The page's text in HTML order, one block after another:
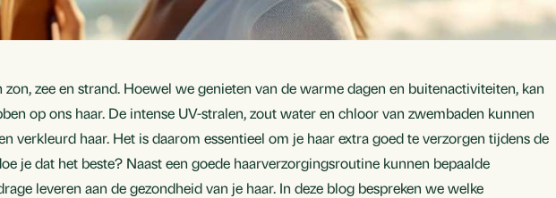
zon, zee en strand. Hoewel we genieten van de warme dagen en buitenactiviteiten, kan
op ons haar. De intense UV-stralen, zout water en chloor van zwembaden kunnen
verkleurd haar. Het is daarom essentieel om je haar extra goed te verzorgen tijdens de
je dat het beste? Naast een goede haarverzorgingsroutine kunnen bepaalde
leveren aan de gezondheid van je haar. In deze blog bespreken we welke